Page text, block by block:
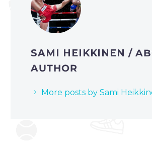
SAMI HEIKKINEN/
AUTHOR
More posts by Sami